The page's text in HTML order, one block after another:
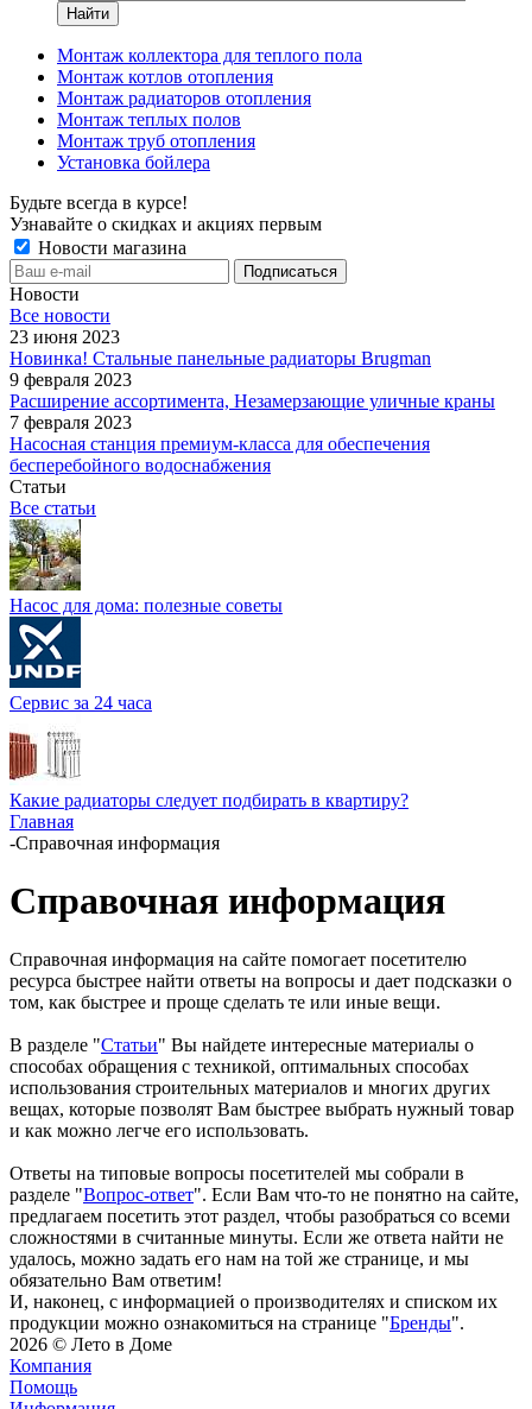
Найти
Монтаж коллектора для теплого пола
Монтаж котлов отопления
Монтаж радиаторов отопления
Монтаж теплых полов
Монтаж труб отопления
Установка бойлера
Будьте всегда в курсе!
Узнавайте о скидках и акциях первым
Новости магазина
Новости
Все новости
23 июня 2023
Новинка! Стальные панельные радиаторы Brugman
9 февраля 2023
Расширение ассортимента, Незамерзающие уличные краны
7 февраля 2023
Насосная станция премиум-класса для обеспечения
бесперебойного водоснабжения
Статьи
Все статьи
Насос для дома: полезные советы
Сервис за 24 часа
Какие радиаторы следует подбирать в квартиру?
Главная
-Справочная информация
Справочная информация
Справочная информация на сайте помогает посетителю
ресурса быстрее найти ответы на вопросы и дает подсказки о
том, как быстрее и проще сделать те или иные вещи.
В разделе "Статьи" Вы найдете интересные материалы о
способах обращения с техникой, оптимальных способах
использования строительных материалов и многих других
вещах, которые позволят Вам быстрее выбрать нужный товар
и как можно легче его использовать.
Ответы на типовые вопросы посетителей мы собрали в
разделе "Вопрос-ответ". Если Вам что-то не понятно на сайте,
предлагаем посетить этот раздел, чтобы разобраться со всеми
сложностями в считанные минуты. Если же ответа найти не
удалось, можно задать его нам на той же странице, и мы
обязательно Вам ответим!
И, наконец, с информацией о производителях и списком их
продукции можно ознакомиться на странице "Бренды".
2026 © Лето в Доме
Компания
Помощь